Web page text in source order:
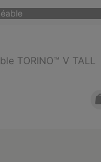
TORINO™ V TALL